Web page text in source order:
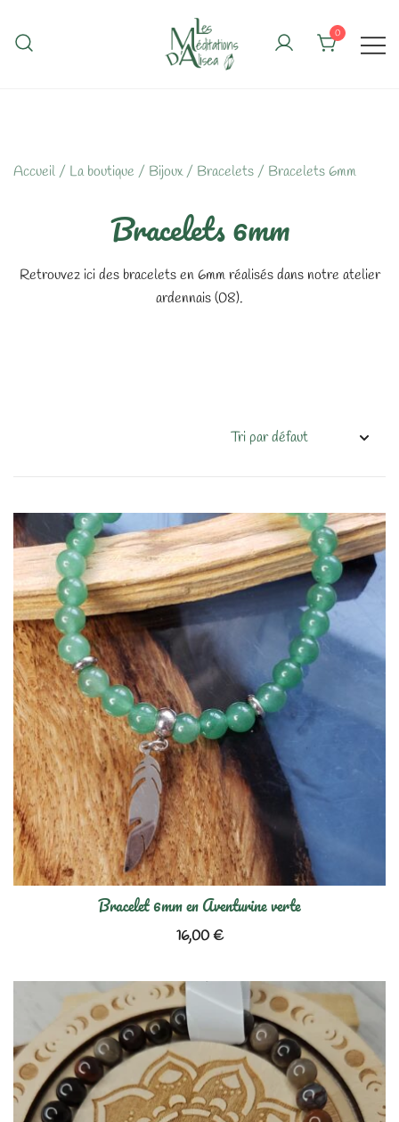
content
0
Accueil / La boutique / Bijoux/ Bracelets / Bracelets 6mm
Bracelets 6mm
Retrouvez ici des bracelets en 6mm réalisés dans notre atelier
ardennais (08).
Bracelet 6mm en Aventurine verte
16,00€